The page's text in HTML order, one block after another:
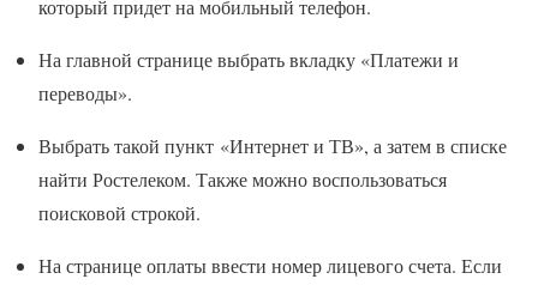
который придет на мобильный телефон.
На главной странице выбрать вкладку «Платежи и
переводы».
Выбрать такой пункт «Интернет и ТВ», а затем в списке
найти Ростелеком. Также можно воспользоваться
поисковой строкой.
На странице оплаты ввести номер лицевого счета. Если